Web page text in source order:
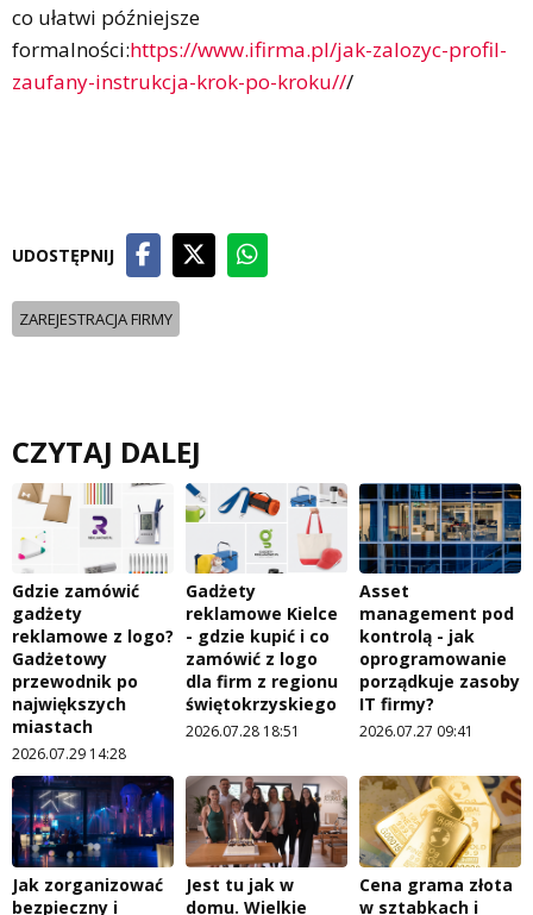
co ułatwi późniejsze
formalności:https://www.ifirma.pl/jak-zalozyc-profil-
zaufany-instrukcja-krok-po-kroku///
UDOSTĘPNIJ
ZAREJESTRACJA FIRMY
CZYTAJ DALEJ
Gdzie zamówić
gadżety
reklamowe z logo?
Gadżetowy
przewodnik po
największych
miastach
2026.07.29 14:28
Gadżety
reklamowe Kielce
- gdzie kupić i co
zamówić z logo
dla firm z regionu
świętokrzyskiego
2026.07.28 18:51
Asset
management pod
kontrolą - jak
oprogramowanie
porządkuje zasoby
IT firmy?
2026.07.27 09:41
Jak zorganizować
bezpieczny i
Jest tu jak w
domu. Wielkie
Cena grama złota
w sztabkach i